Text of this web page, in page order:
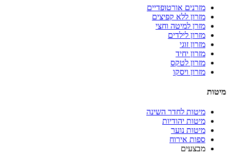
מזרנים אורטופדיים
מזרון ללא קפיצים
מזרן למיטה וחצי
מזרון לילדים
מזרון זוגי
מזרון יחיד
מזרון לטקס
מזרון ויסקו
מיטות
מיטות לחדר השינה
מיטות יהודיות
מיטות נוער
ספות אירוח
מבצעים